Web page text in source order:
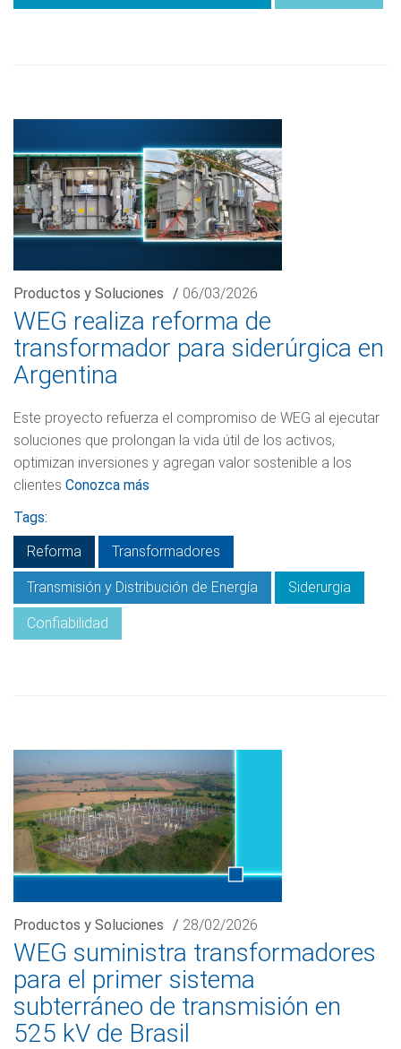
Productos y Soluciones / 06/03/2026
WEG realiza reforma de
transformador para siderúrgica en
Argentina
Este proyecto refuerza el compromiso de WEG al ejecutar
soluciones que prolongan la vida útil de los activos,
optimizan inversiones y agregan valor sostenible a los
clientes Conozca más
Tags:
Reforma
Transformadores
Transmisión y Distribución de Energía Siderurgia
Confiabilidad
Productos y Soluciones / 28/02/2026
WEG suministra transformadores
para el primer sistema
subterráneo de transmisión en
525 kV de Brasil